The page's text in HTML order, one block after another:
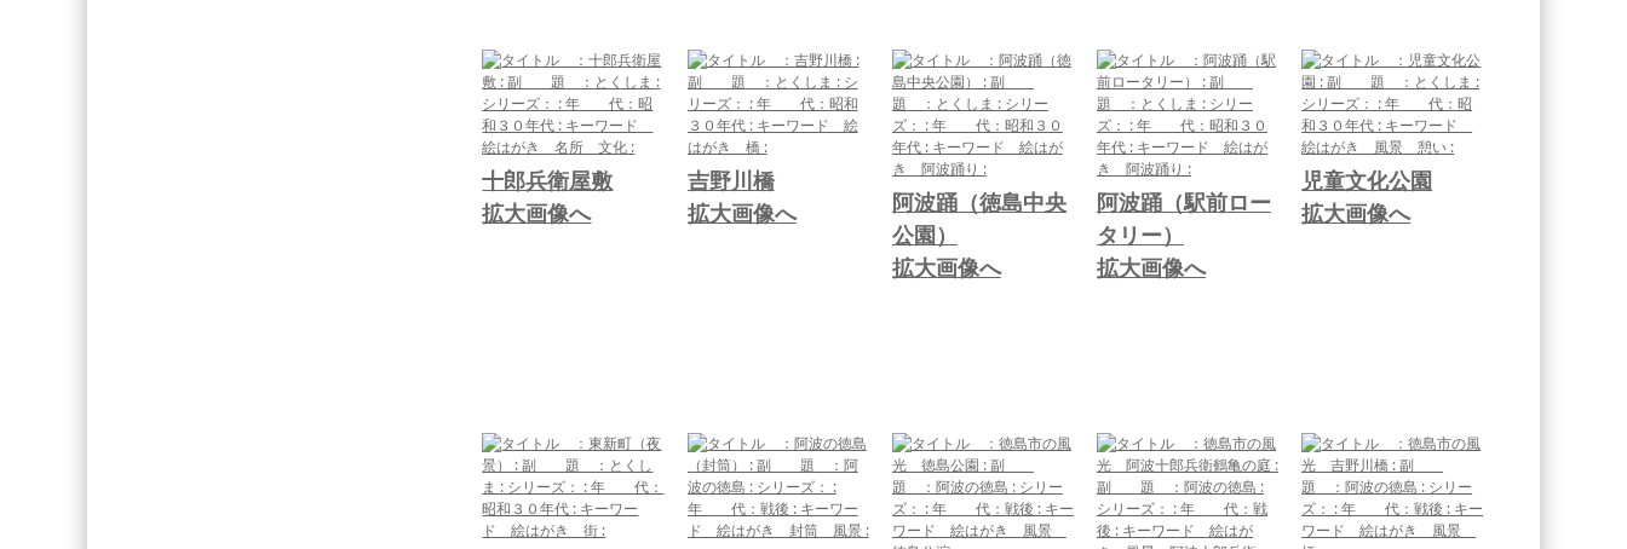
十郎兵衛屋敷
拡大画像へ
吉野川橋
拡大画像へ
阿波踊（徳島中央
公園）
拡大画像へ
阿波踊（駅前ロー
タリー）
拡大画像へ
児童文化公園
拡大画像へ